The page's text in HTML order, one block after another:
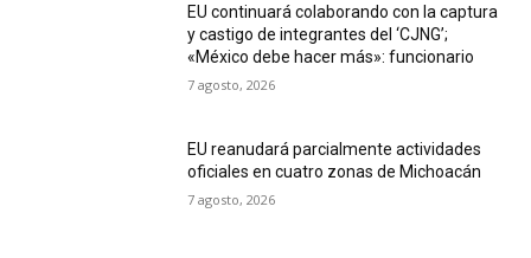
EU continuará colaborando con la captura
y castigo de integrantes del ‘CJNG’;
«México debe hacer más»: funcionario
7 agosto, 2026
EU reanudará parcialmente actividades
oficiales en cuatro zonas de Michoacán
7 agosto, 2026